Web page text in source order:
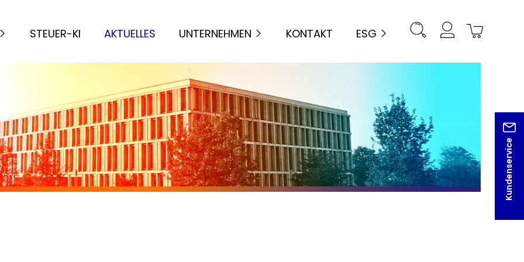
STEUER-KI AKTUELLES UNTERNEHMEN KONTAKT ESG
Kundenservice